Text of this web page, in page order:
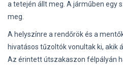
a tetején állt meg. A járműben egy
meg.
A helyszínre a rendőrök és a
hivatásos tűzoltók vonultak ki, akik
Az érintett útszakaszon félpályán